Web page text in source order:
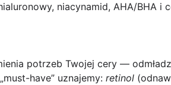
niacynamid, AHA/BHA
potrzeb Twojej cery —
have” uznajemy: retinol